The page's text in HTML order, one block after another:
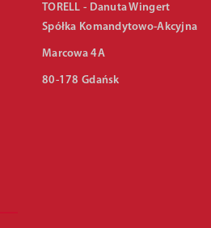
TORELL - Danuta Wingert
Spółka Komandytowo-Akcyjna
Marcowa 4A
80-178 Gdańsk